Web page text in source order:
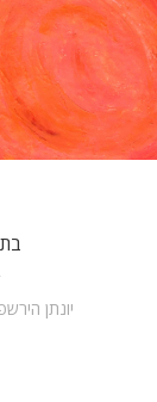
יונתן